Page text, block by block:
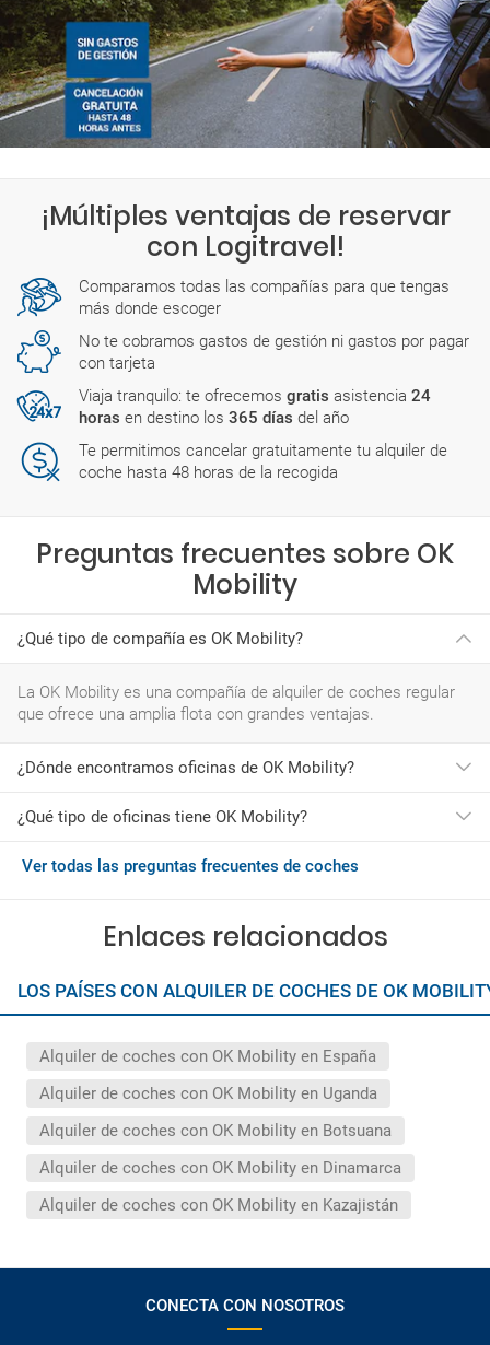
¡Múltiples ventajas de reservar
con Logitravel!
Comparamos todas las compañías para que tengas
más donde escoger
No te cobramos gastos de gestión ni gastos por pagar
con tarjeta
Viaja tranquilo: te ofrecemos gratis asistencia 24
horas en destino los 365 días del año
Te permitimos cancelar gratuitamente tu alquiler de
coche hasta 48 horas de la recogida
Preguntas frecuentes sobre OK
Mobility
¿Qué tipo de compañía es OK Mobility?
La OK Mobility es una compañía de alquiler de coches regular
que ofrece una amplia flota con grandes ventajas.
¿Dónde encontramos oficinas de OK Mobility?
Las oficinas de OK Mobility se encuentran principalmente en
Las oficinas de OK Mobility se encuentran principalmente en
¿Qué tipo de oficinas tiene OK Mobility?
La mayoría de oficinas de OK Mobility se encuentran en el
Ver todas las preguntas frecuentes de coches
Enlaces relacionados
LOS PAÍSES CON ALQUILER DE COCHES DE OK
Alquiler de coches con OK Mobility en España
Alquiler de coches con OK Mobility en Uganda
Alquiler de coches con OK Mobility en Botsuana
Alquiler de coches con OK Mobility en Dinamarca
Alquiler de coches con OK Mobility en Kazajistán
CONECTA CON NOSOTROS